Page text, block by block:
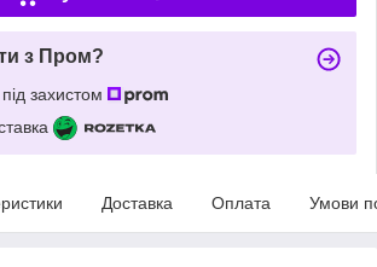
з Пром?
захистом
Доставка Оплата Умови